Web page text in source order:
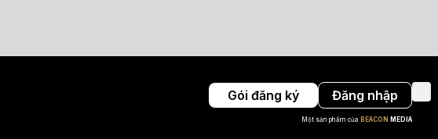
Gói đăng ký Đăng nhập
Một sản phẩm của BEACON MEDIA